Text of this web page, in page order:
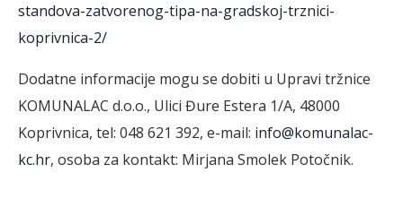
standova-zatvorenog-tipa-na-gradskoj-trznici-
koprivnica-2/
Dodatne informacije mogu se dobiti u Upravi tržnice
KOMUNALAC d.o.o., Ulici Đure Estera 1/A, 48000
Koprivnica, tel: 048 621 392, e-mail: info@komunalac-
kc.hr, osoba za kontakt: Mirjana Smolek Potočnik.